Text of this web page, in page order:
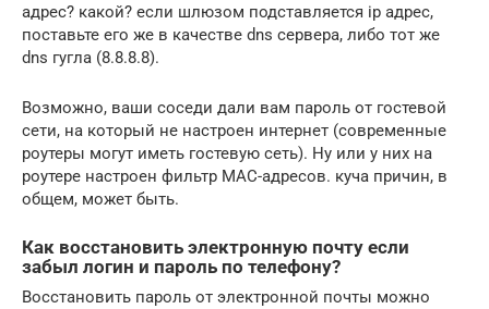
адрес? какой? если шлюзом подставляется ip адрес,
поставьте его же в качестве dns сервера, либо тот же
dns гугла (8.8.8.8).
Возможно, ваши соседи дали вам пароль от гостевой
сети, на который не настроен интернет (современные
роутеры могут иметь гостевую сеть). Ну или у них на
роутере настроен фильтр МАС-адресов. куча причин, в
общем, может быть.
Как восстановить электронную почту если
забыл логин и пароль по телефону?
Восстановить пароль от электронной почты можно